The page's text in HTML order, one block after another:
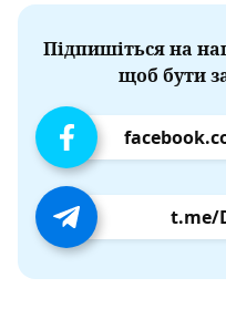
Підпишіться на
щоб бути
t.me/